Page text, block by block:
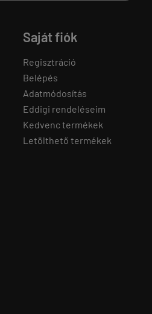
Saját fiók
Regisztráció
Belépés
Adatmódosítás
Eddigi rendeléseim
Kedvenc termékek
Letölthető termékek